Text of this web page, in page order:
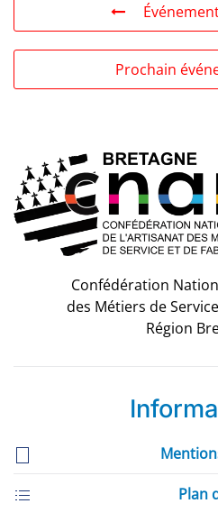
Prochain
Confédération
des Métiers de
Région
Plan